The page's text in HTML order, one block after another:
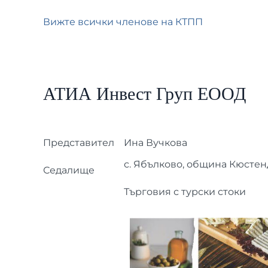
Вижте всички членове на КТПП
АТИА Инвест Груп ЕООД
Представител Ина Вучкова
Седалище
с. Ябълково, община
Търговия с турски стоки